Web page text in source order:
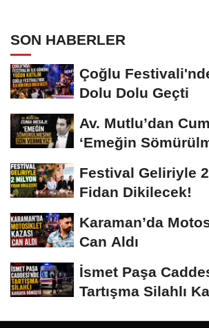
SON HABERLER
Çoğlu
Dolu Dolu Geçti
Av. Mutlu’dan
‘Emeğin
Festival Geliriyle
Fidan Dikilecek!
Karaman’da
Can Aldı
İsmet Paşa
Tartışma Silahlı